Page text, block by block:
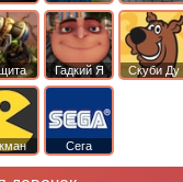
Гадкий Я Скуби Ду
Сега